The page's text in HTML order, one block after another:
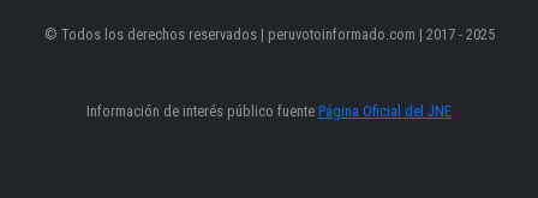
© Todos los derechos reservados | peruvotoinformado.com | 2017 - 2025
Información de interés público fuente Página Oficial del JNE